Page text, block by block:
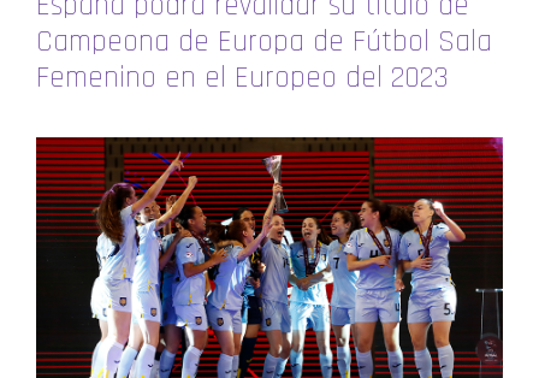
Campeona de Europa de Fútbol Sala
Femenino en el Europeo del 2023